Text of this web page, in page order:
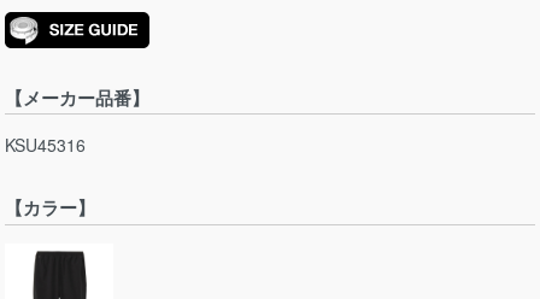
【メーカー品番】
KSU45316
【カラー】